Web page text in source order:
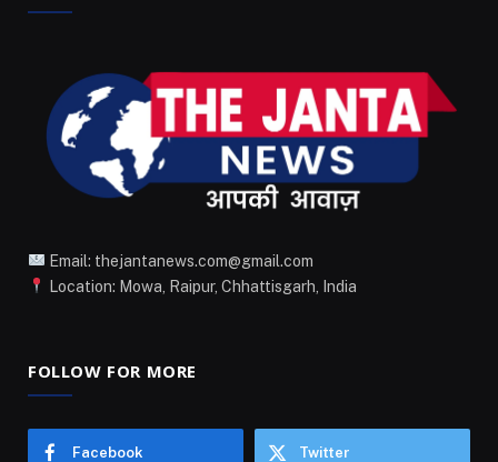
Email: thejantanews.com@gmail.com
Location: Mowa, Raipur, Chhattisgarh, India
FOLLOW FOR MORE
Facebook Twitter